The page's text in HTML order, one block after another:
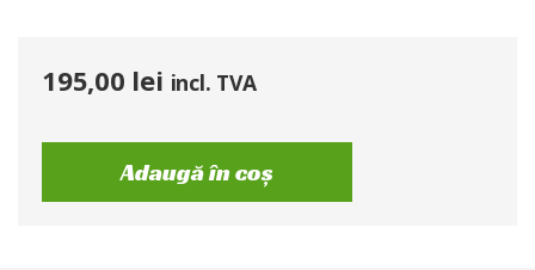
195,00 lei incl. TVA
Adaugă în coș